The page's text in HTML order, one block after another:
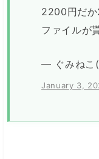
2200円だ
ファイルが
— ぐみねこ
January 3,